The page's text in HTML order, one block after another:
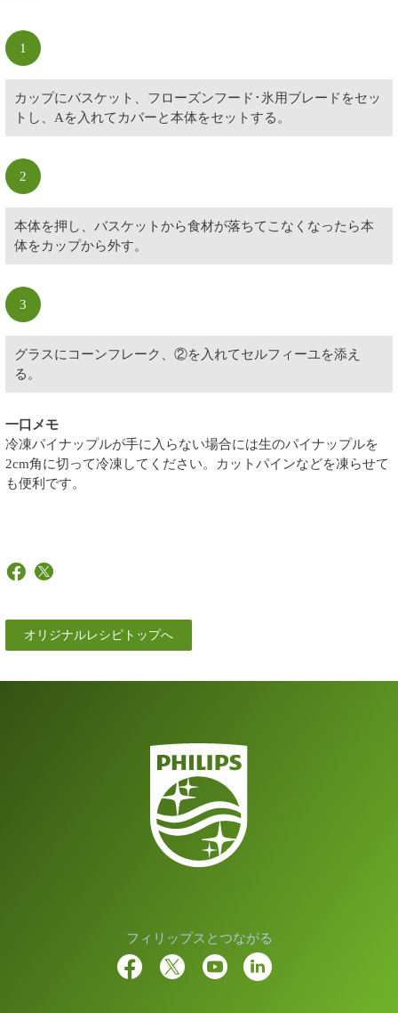
1
カップにバスケット、フローズンフード･氷用ブレードをセッ
トし、Aを入れてカバーと本体をセットする。
2
本体を押し、バスケットから食材が落ちてこなくなったら本
体をカップから外す。
3
グラスにコーンフレーク、②を入れてセルフィーユを添え
る。
一口メモ
冷凍パイナップルが手に入らない場合には生のパイナップルを
2cm角に切って冷凍してください。カットパインなどを凍らせて
も便利です。
オリジナルレシピトップへ
フィリップスとつながる